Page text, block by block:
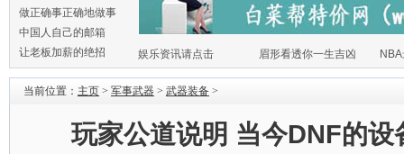
做正确事正确地做事
中国人自己的邮箱
让老板加薪的绝招
娱乐资讯请点击 眉形看透你一生吉凶
当前位置： 主页 > 军事武器 > 武器装备 >
玩家公道说明 当今DNF的设